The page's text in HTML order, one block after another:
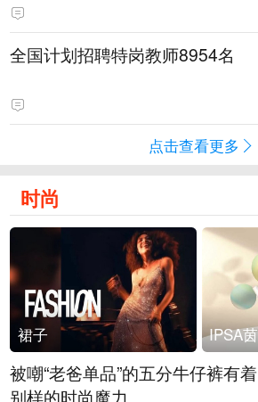
全国计划招聘特岗教师8954名
点击查看更多
时尚
裙子
被嘲“老爸单品”的五分牛仔裤有着